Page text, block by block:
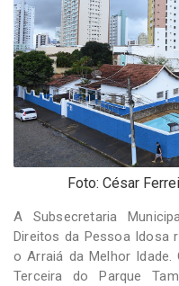
Sistemas
Foto: César
A Subsecretaria
Direitos da Pessoa Idosa
o Arraiá da Melhor
Terceira do Parque